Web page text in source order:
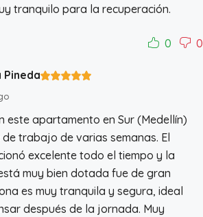
tranquilo para la recuperación.
0 0
Pineda
este apartamento en Sur (Medellín)
trabajo de varias semanas. El
excelente todo el tiempo y la
muy bien dotada fue de gran
es muy tranquila y segura, ideal
después de la jornada. Muy